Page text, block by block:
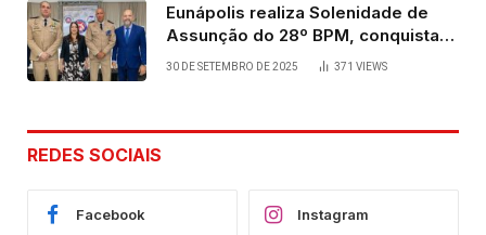
Eunápolis realiza Solenidade de
Assunção do 28º BPM, conquista
viabilizada por articulação política
30 DE SETEMBRO DE 2025 371 VIEWS
REDES SOCIAIS
Facebook Instagram